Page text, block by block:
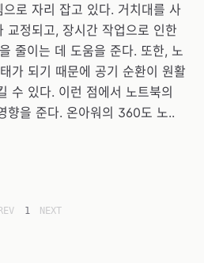
로 자리 잡고 있다. 거치대를 사
교정되고, 장시간 작업으로 인한
줄이는 데 도움을 준다. 또한, 노
가 되기 때문에 공기 순환이 원활
수 있다. 이런 점에서 노트북의
향을 준다. 온아워의 360도 노..
1 NEXT